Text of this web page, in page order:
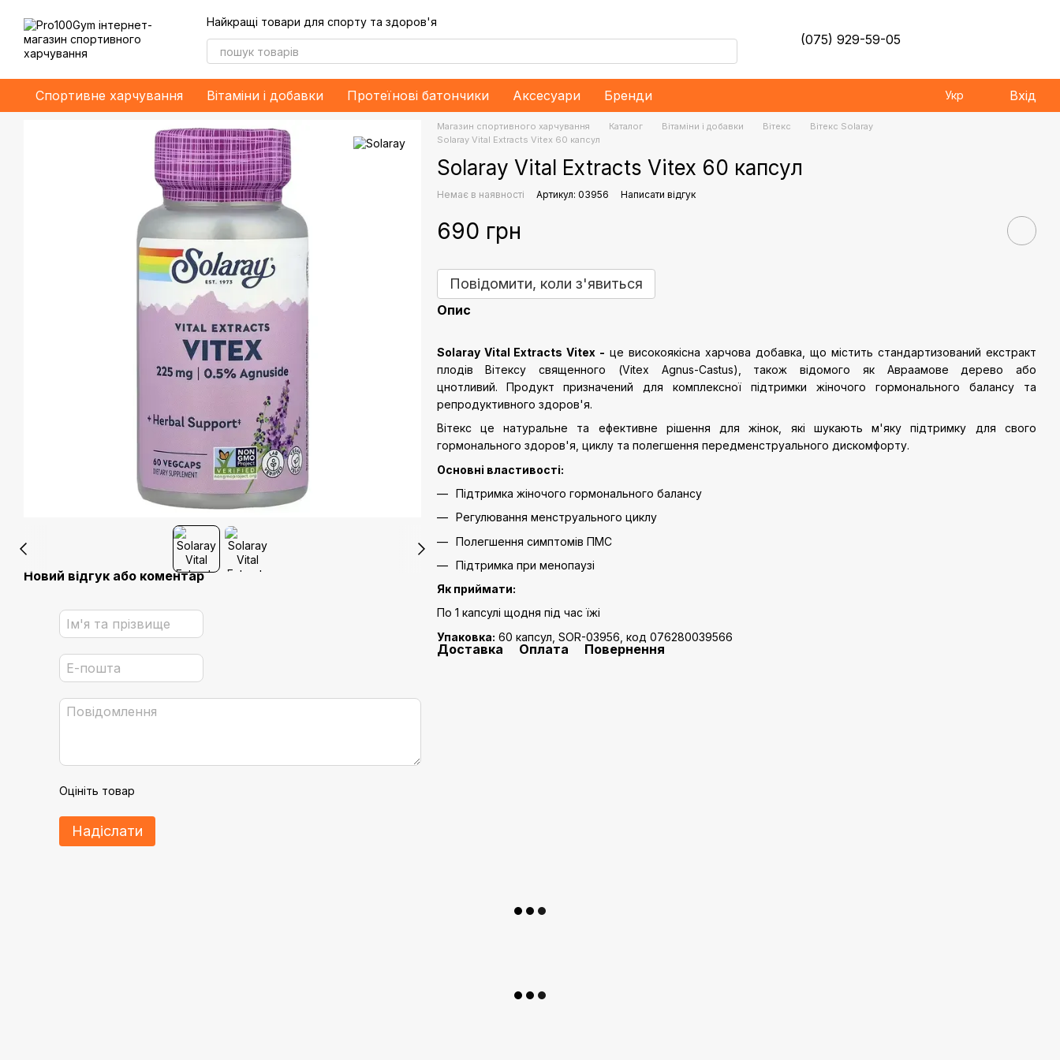
Найкращі товари для спорту та здоров'я
(075) 929-59-05
Спортивне харчування Bітаміни і добавки Протеїнові батончики Аксесуари Бренди Укр Вхід
Новий відгук або коментар
Оцініть товар
Надіслати
Магазин спортивного харчування Каталог Bітаміни і добавки Вітекс
Вітекс Solaray
Solaray Vital Extracts Vitex 60 капсул
Solaray Vital Extracts Vitex 60 капсул
Немає в наявності Артикул: 03956 Написати відгук
690 грн
Повідомити, коли з'явиться
Опис
Solaray Vital Extracts Vitex - це високоякісна харчова добавка, що містить стандартизований екстракт
плодів Вітексу священного (Vitex Agnus-Castus), також відомого як Авраамове дерево або
цнотливий.
Продукт призначений для комплексної підтримки жіночого гормонального балансу та
репродуктивного здоров'я.
Вітекс це натуральне та ефективне рішення для жінок, які шукають м'яку підтримку для свого
гормонального здоров'я, циклу та полегшення передменструального дискомфорту.
Основні властивості:
Підтримка жіночого гормонального балансу
Регулювання менструального циклу
Полегшення симптомів ПМС
Підтримка при менопаузі
Як приймати:
По 1 капсулі щодня під час їжі
Упаковка: 60 капсул, SOR-03956, код 076280039566
Доставка Оплата Повернення